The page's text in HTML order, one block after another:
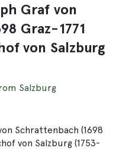
Graf von
Graz-1771
von Salzburg
Salzburg
Schrattenbach (1698
von Salzburg (1753-